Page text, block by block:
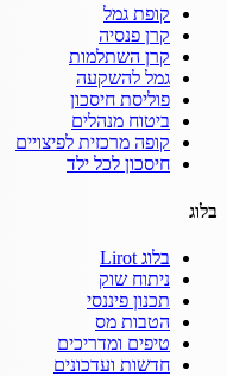
קופת גמל
קרן פנסיה
קרן השתלמות
גמל להשקעה
פוליסת חיסכון
ביטוח מנהלים
קופה מרכזית לפיצויים
חיסכון לכל ילד
בלוג
בלוג Lirot
ניתוח שוק
תכנון פיננסי
הטבות מס
טיפים ומדריכים
חדשות ועדכונים